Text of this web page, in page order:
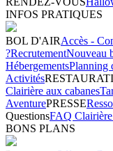
INFOS PRATIQUES
BOL D'AIRAccès -
?RecrutementNouveau
HébergementsPlanning
Activités
Clairière aux cabanes
AventurePRESSE
QuestionsFAQ
BONS PLANS